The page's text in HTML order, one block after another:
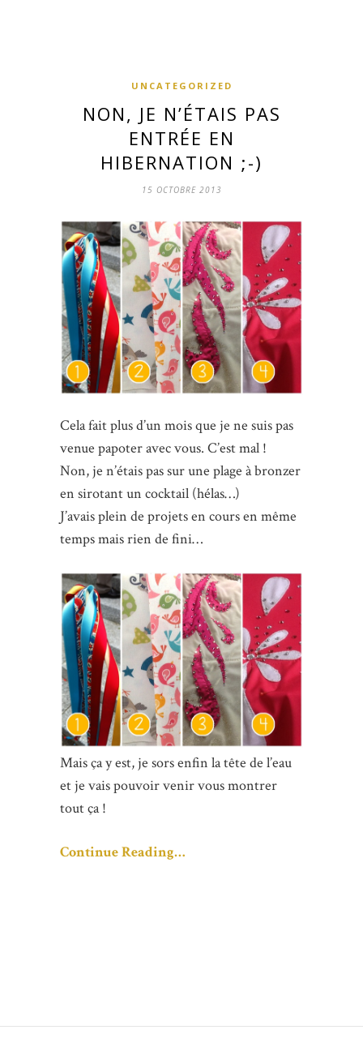
UNCATEGORIZED
NON, JE N’ÉTAIS PAS
ENTRÉE EN
HIBERNATION ;-)
15 OCTOBRE 2013
Cela fait plus d’un mois que je ne suis pas
venue papoter avec vous. C’est mal !
Non, je n’étais pas sur une plage à bronzer
en sirotant un cocktail (hélas…)
J’avais plein de projets en cours en même
temps mais rien de fini…
Mais ça y est, je sors enfin la tête de l’eau
et je vais pouvoir venir vous montrer
tout ça !
Continue Reading…